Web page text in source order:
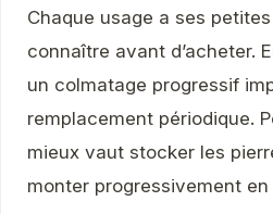
Chaque usage a ses
connaître avant d’acheter.
un colmatage progressif
remplacement périodique.
mieux vaut stocker les
monter progressivement